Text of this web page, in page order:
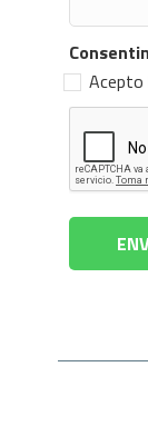
Acepto